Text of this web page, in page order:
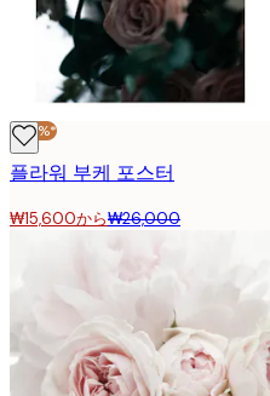
-40%*
플라워 부케 포스터
₩15,600から₩26,000